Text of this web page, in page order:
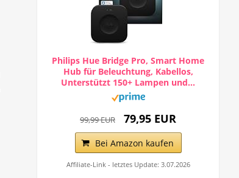
Philips Hue Bridge Pro, Smart Home
Hub für Beleuchtung, Kabellos,
Unterstützt 150+ Lampen und...
99,99 EUR 79,95 EUR
Bei Amazon kaufen
Affiliate-Link - letztes Update: 3.07.2026